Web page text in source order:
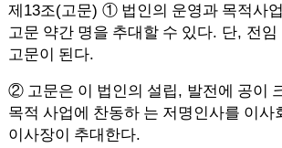
제 13조(고문) ① 법인의 운영과 목적사
고문 약간 명을 추대할 수 있다. 단, 전임
고문이 된다.
② 고문은 이 법인의 설립, 발전에 공이
목적 사업에 찬동하 는 저명인사를 이사
이사장이 추대한다.